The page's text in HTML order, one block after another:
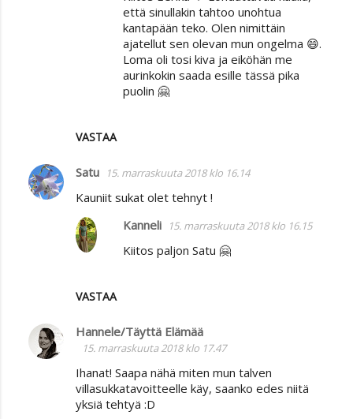
VASTAA
että sinullakin tahtoo unohtua
kantapään teko. Olen nimittäin
ajatellut sen olevan mun ongelma 😄.
Loma oli tosi kiva ja eiköhän me
aurinkokin saada esille tässä pika
puolin 🤗
Satu 15. marraskuuta 2018 klo 16.14
Kauniit sukat olet tehnyt !
VASTAA
Kanneli 15. marraskuuta 2018 klo 16.15
Kiitos paljon Satu 🤗
Hannele/Täyttä Elämää
15. marraskuuta 2018 klo 17.47
Ihanat! Saapa nähä miten mun talven
villasukkatavoitteelle käy, saanko edes niitä
yksiä tehtyä :D